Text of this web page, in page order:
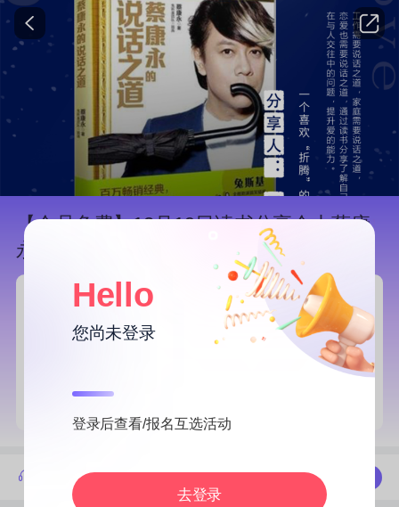
活动已结束 1642浏览
【会员免费】12月19日读书分享会丨蔡康
永的说话之道
活动时间：
12/19 星期六 I 14:00
地点： 万达广场万达中心C座1903、1904
活动答疑，了解活动进展 联系我们
Hello
您尚未登录
登录后查看/报名互选活动
去登录